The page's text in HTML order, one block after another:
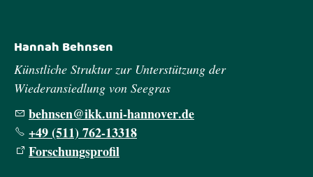
Hannah Behnsen
Künstliche Struktur zur Unterstützung der
Wiederansiedlung von Seegras
b hns n kk n-h nn v rd
+49 (511) 762-13318
Forschungsprofil